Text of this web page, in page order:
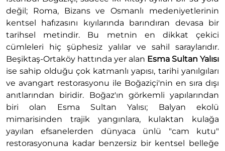
değil; Roma, Bizans ve Osmanlı medeniyetlerinin
kentsel hafızasını kıyılarında barındıran devasa bir
tarihsel metindir. Bu metnin en dikkat çekici
cümleleri hiç şüphesiz yalılar ve sahil saraylarıdır.
Beşiktaş-Ortaköy hattında yer alan Esma Sultan Yalısı
ise sahip olduğu çok katmanlı yapısı, tarihi yanılgıları
ve avangart restorasyonu ile Boğaziçi'nin en sıra dışı
anıtlarından biridir. Boğaz'ın görkemli yapılarından
biri olan Esma Sultan Yalısı; Balyan ekolü
mimarisinden trajik yangınlara, kulaktan kulağa
yayılan efsanelerden dünyaca ünlü "cam kutu"
restorasyonuna kadar benzersiz bir kentsel belleğe